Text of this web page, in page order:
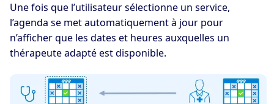
Une fois que l’utilisateur sélectionne un service,
l’agenda se met automatiquement à jour pour
n’afficher que les dates et heures auxquelles un
thérapeute adapté est disponible.